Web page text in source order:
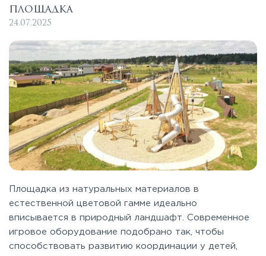
площадка
24.07.2025
Площадка из натуральных материалов в
естественной цветовой гамме идеально
вписывается в природный ландшафт. Современное
игровое оборудование подобрано так, чтобы
способствовать развитию координации у детей,